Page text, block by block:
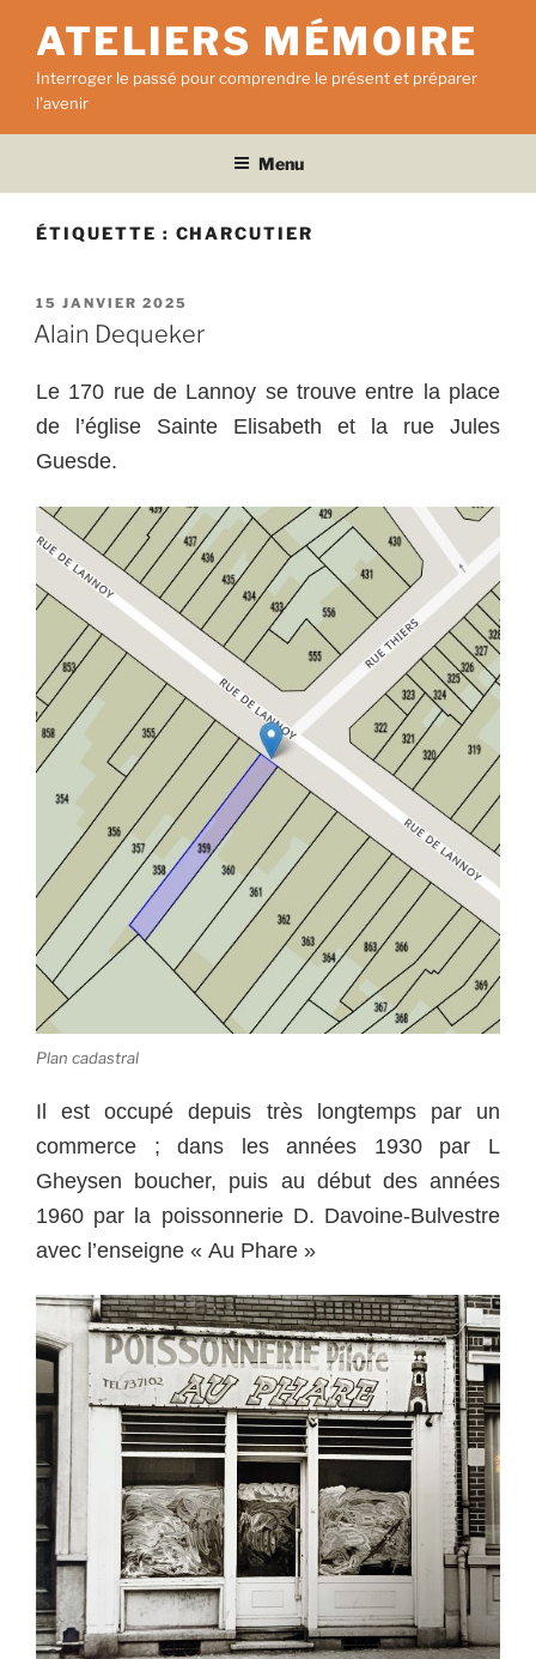
contenu
principal
ATELIERS MÉMOIRE
Interroger le passé pour comprendre le présent et préparer
l'avenir
Menu
ÉTIQUETTE : CHARCUTIER
PUBLIÉ
LE
15 JANVIER 2025
Alain Dequeker
Le 170 rue de Lannoy se trouve entre la place
de l’église Sainte Elisabeth et la rue Jules
Guesde.
Plan cadastral
Il est occupé depuis très longtemps par un
commerce ; dans les années 1930 par L
Gheysen boucher, puis au début des années
1960 par la poissonnerie D. Davoine-Bulvestre
avec l’enseigne « Au Phare »